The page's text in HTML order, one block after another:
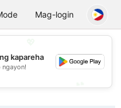
ChatMag-login
kapareha